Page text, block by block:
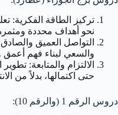
تركيز الطاقة الفكرية:
نحو أهداف محددة
التواصل العميق
والسعي لبناء فهم أعمق
الالتزام والمتابعة:
حتى اكتمالها، بدلاً من
دروس الرقم 1 (والرقم 10):